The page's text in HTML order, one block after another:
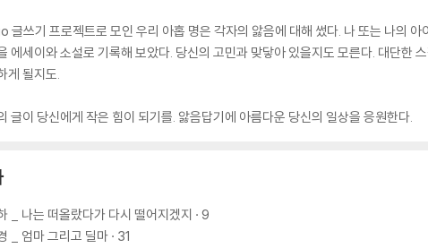
글쓰기 프로젝트로 모인 우리 아홉 명은 각자의 앓음에 대해 썼다. 나 또는 나의
에세이와 소설로 기록해 보았다. 당신의 고민과 맞닿아 있을지도 모른다. 대단한
게 될지도.
글이 당신에게 작은 힘이 되기를. 앓음답기에 아름다운 당신의 일상을 응원한다.
_ 나는 떠올랐다가 다시 떨어지겠지 · 9
_ 엄마 그리고 딜마 · 31